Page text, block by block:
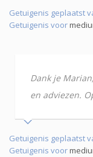
Getuigenis geplaatst
Getuigenis voor
Dank je
en adviezen.
Getuigenis geplaatst
Getuigenis voor